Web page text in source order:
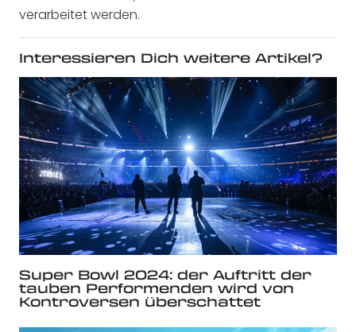
verarbeitet werden.
Interessieren Dich weitere Artikel?
Super Bowl 2024: der Auftritt der
tauben Performenden wird von
Kontroversen überschattet